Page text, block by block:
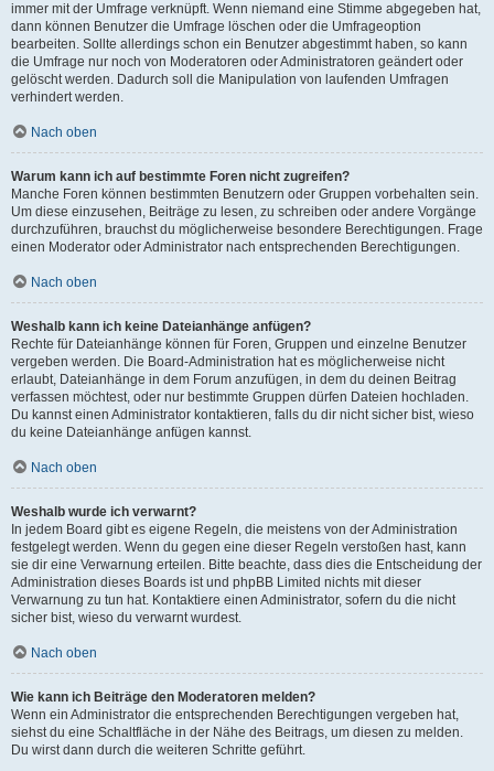
immer mit der Umfrage verknüpft. Wenn niemand eine Stimme abgegeben hat,
dann können Benutzer die Umfrage löschen oder die Umfrageoption
bearbeiten. Sollte allerdings schon ein Benutzer abgestimmt haben, so kann
die Umfrage nur noch von Moderatoren oder Administratoren geändert oder
gelöscht werden. Dadurch soll die Manipulation von laufenden Umfragen
verhindert werden.
Nach oben
Warum kann ich auf bestimmte Foren nicht zugreifen?
Manche Foren können bestimmten Benutzern oder Gruppen vorbehalten sein.
Um diese einzusehen, Beiträge zu lesen, zu schreiben oder andere Vorgänge
durchzuführen, brauchst du möglicherweise besondere Berechtigungen. Frage
einen Moderator oder Administrator nach entsprechenden Berechtigungen.
Nach oben
Weshalb kann ich keine Dateianhänge anfügen?
Rechte für Dateianhänge können für Foren, Gruppen und einzelne Benutzer
vergeben werden. Die Board-Administration hat es möglicherweise nicht
erlaubt, Dateianhänge in dem Forum anzufügen, in dem du deinen Beitrag
verfassen möchtest, oder nur bestimmte Gruppen dürfen Dateien hochladen.
Du kannst einen Administrator kontaktieren, falls du dir nicht sicher bist, wieso
du keine Dateianhänge anfügen kannst.
Nach oben
Weshalb wurde ich verwarnt?
In jedem Board gibt es eigene Regeln, die meistens von der Administration
festgelegt werden. Wenn du gegen eine dieser Regeln verstoßen hast, kann
sie dir eine Verwarnung erteilen. Bitte beachte, dass dies die Entscheidung der
Administration dieses Boards ist und phpBB Limited nichts mit dieser
Verwarnung zu tun hat. Kontaktiere einen Administrator, sofern du die nicht
sicher bist, wieso du verwarnt wurdest.
Nach oben
Wie kann ich Beiträge den Moderatoren melden?
Wenn ein Administrator die entsprechenden Berechtigungen vergeben hat,
siehst du eine Schaltfläche in der Nähe des Beitrags, um diesen zu melden.
Du wirst dann durch die weiteren Schritte geführt.